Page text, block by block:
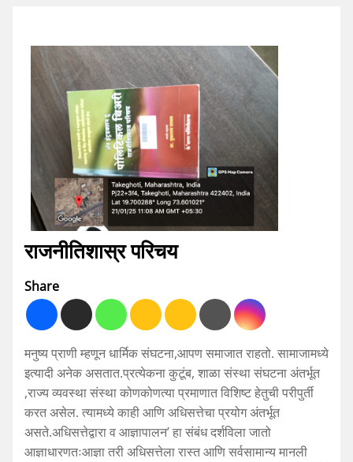
राजनीतिशास्र परिचय
Share
मनुष्य प्राणी म्हणून धार्मिक संघटना,आपण समाजात राहतो. सामाजामध्ये
इत्यादी अनेक असतात.प्रत्येकना कुटूंब, शाळा संस्था संघटना अंतर्भूत
,राज्य व्यवस्था संस्था कोणकोणत्या प्रमाणात विशिष्ट हेतुची परीपुर्ती
करत असेल. त्यामध्ये काही आणि अधिसत्तेचा प्रयोग अंतर्भूत
असते.अधिसत्तेद्वारा व आज्ञापालन’ हा संबंध दर्शविला जातो
आज्ञाधारणतःआज्ञा तरी अधिसत्तेला रास्त आणि सर्वसामान्य मानली